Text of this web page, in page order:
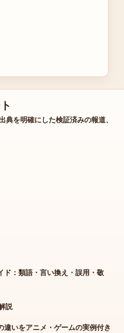
典を明確にした検証済みの報道、
ド：類語・言い換え・誤用・敬
説
違いをアニメ・ゲームの実例付き